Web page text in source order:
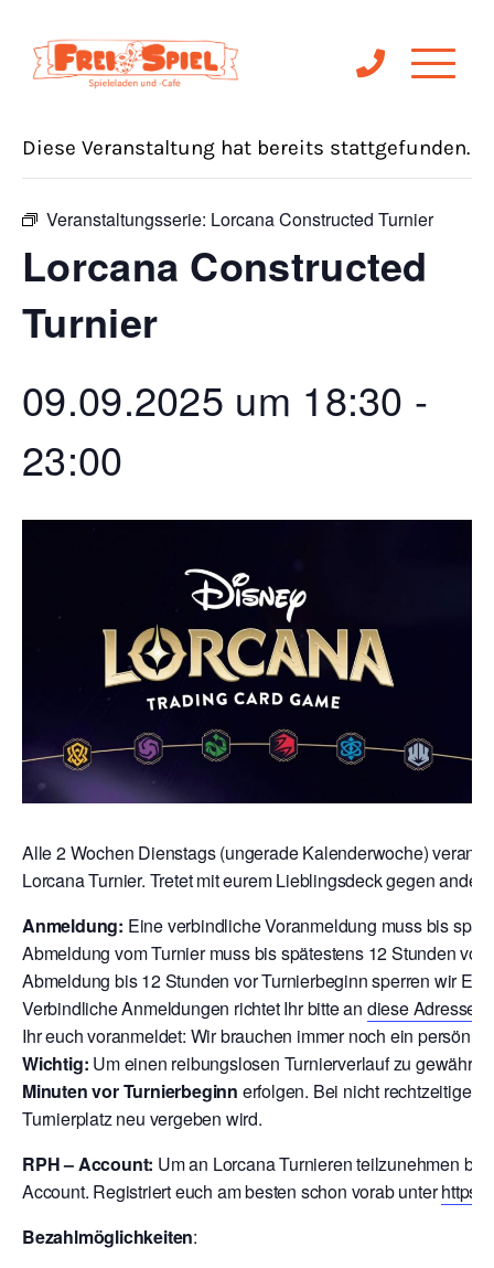
« Alle Veranstaltungen
Diese Veranstaltung hat bereits stattgefunden.
Veranstaltungsserie: Lorcana Constructed Turnier
Lorcana Constructed
Turnier
09.09.2025 um 18:30 -
23:00
Alle 2 Wochen Dienstags (ungerade Kalenderwoche)
Lorcana Turnier. Tretet mit eurem Lieblingsdeck gegen
Anmeldung: Eine verbindliche Voranmeldung muss bis
Abmeldung vom Turnier muss bis spätestens 12 Stunden
Abmeldung bis 12 Stunden vor Turnierbeginn sperren wir
Verbindliche Anmeldungen richtet Ihr bitte an diese Adresse
Ihr euch voranmeldet: Wir brauchen immer noch ein
Wichtig: Um einen reibungslosen Turnierverlauf zu
Minuten vor Turnierbeginn erfolgen. Bei nicht
Turnierplatz neu vergeben wird.
RPH – Account: Um an Lorcana Turnieren teilzunehmen
Account. Registriert euch am besten schon vorab unter
Bezahlmöglichkeiten: